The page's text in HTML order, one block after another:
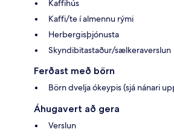
Kaffihús
Kaffi/te í almennu rými
Herbergisþjónusta
Skyndibitastaður/sælkeraverslun
Ferðast með börn
Börn dvelja ókeypis (sjá nánari
Áhugavert að gera
Verslun